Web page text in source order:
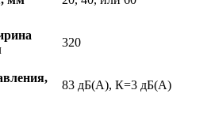
320
83 дБ(А), К=3 дБ(А)